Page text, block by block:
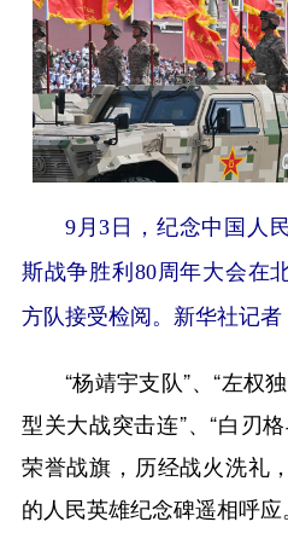
9月3日，纪念中国人
斯战争胜利80周年大会在
方队接受检阅。新华社记者
“杨靖宇支队”、“左权
型关大战突击连”、“白刃
荣誉战旗，历经战火洗礼
的人民英雄纪念碑遥相呼应。